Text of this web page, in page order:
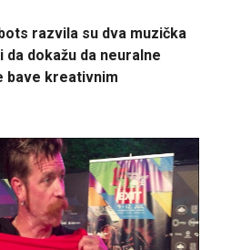
razvila su dva muzička
da dokažu da neuralne
bave kreativnim